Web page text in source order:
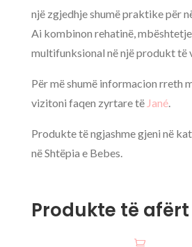
një zgjedhje shumë praktike për
Ai kombinon rehatinë,
multifunksional në një produkt të
Për më shumë informacion rreth
vizitoni faqen zyrtare të Jané.
Produkte të ngjashme gjeni në
në Shtëpia e Bebes.
Produkte të afërt